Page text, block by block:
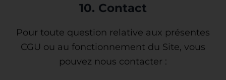
10. Contact
Pour toute question relative aux présentes
CGU ou au fonctionnement du Site, vous
pouvez nous contacter :